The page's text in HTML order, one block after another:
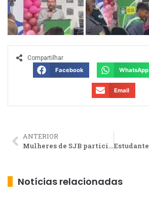
Compartilhar
Facebook
WhatsApp
Email
ANTERIOR
Mulheres de SJB participam de oficinas de empreendedorismo
Notícias relacionadas